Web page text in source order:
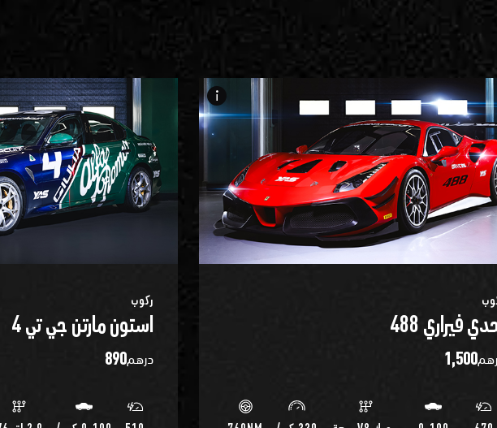
info_i
فيراري 488
1,500
ركوب
استون مارتن جي تي 4
درهم890